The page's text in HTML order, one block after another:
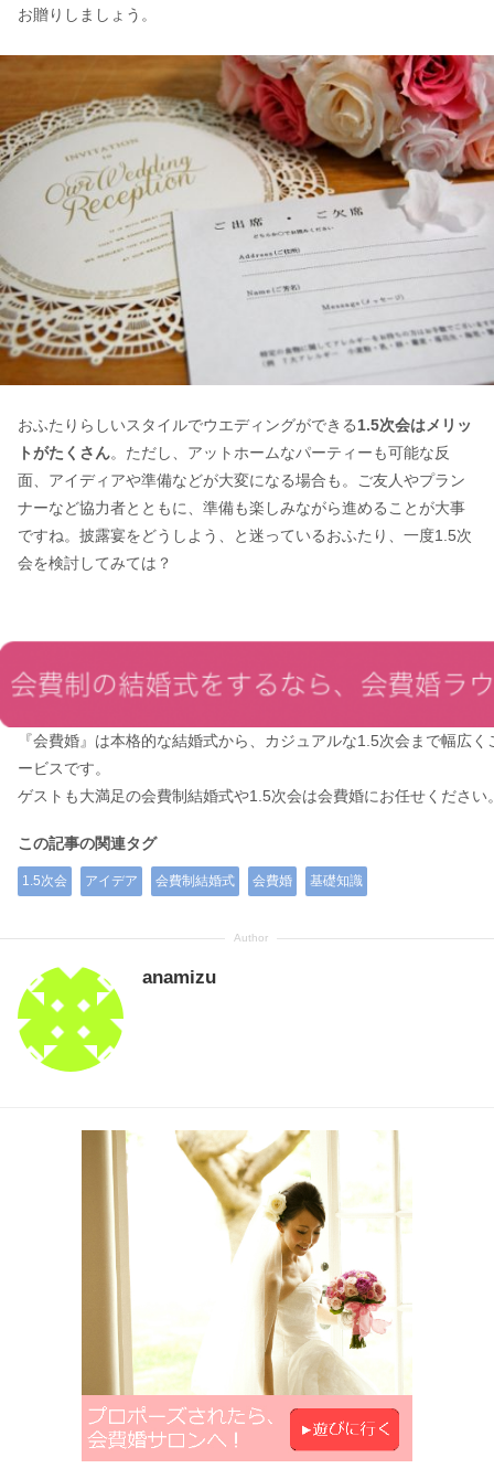
お贈りしましょう。
おふたりらしいスタイルでウエディングができる1.5次会はメリッ
トがたくさん。ただし、アットホームなパーティーも可能な反
面、アイディアや準備などが大変になる場合も。ご友人やプラン
ナーなど協力者とともに、準備も楽しみながら進めることが大事
ですね。披露宴をどうしよう、と迷っているおふたり、一度1.5次
会を検討してみては？
『会費婚』は本格的な結婚式から、カジュアルな1.5次会まで幅広
ービスです。
ゲストも大満足の会費制結婚式や1.5次会は会費婚にお任せください
この記事の関連タグ
1.5次会 アイデア 会費制結婚式 会費婚 基礎知識
anamizu